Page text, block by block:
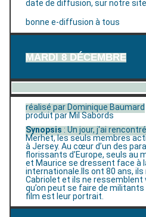
date de diffusion, sur notre
bonne e-diffusion à tous
MARDI 8 DÉCEMBRE
réalisé par Dominique Baumard
produit par Mil Sabords
Synopsis : Un jour, j'ai
Merhet, les seuls membres
à Jersey. Au cœur d’un des
florissants d’Europe, seuls au
et Maurice se dressent face à
internationale.Ils ont 80 ans,
Cabriolet et ils ne ressemblent
qu’on peut se faire de militants
film est leur portrait.